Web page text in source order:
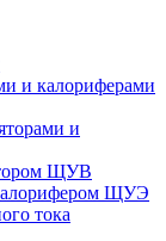
и калориферами
и
ЩУВ
ЩУЭ
тока